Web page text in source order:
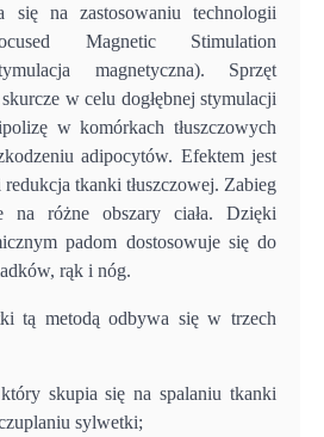
się na zastosowaniu technologii
Magnetic Stimulation
magnetyczna). Sprzęt
w celu dogłębnej stymulacji
w komórkach tłuszczowych
adipocytów. Efektem jest
tkanki tłuszczowej. Zabieg
na różne obszary ciała. Dzięki
padom dostosowuje się do
rąk i nóg.
tą metodą odbywa się w trzech
skupia się na spalaniu tkanki
sylwetki;